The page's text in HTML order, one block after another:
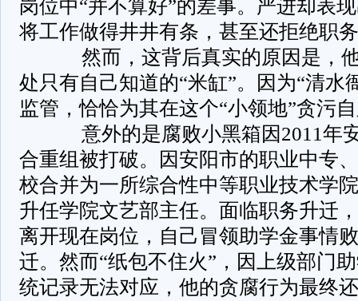
岗位中“并不算好”的差事。严进却表
将工作做得井井有条，甚至还拒绝职
然而，这背后真实的原因是，他
处只有自己知道的“米缸”。因为“清水
监管，恰恰为其在这个“小领地”贪污
意外的是腐败小黑箱因2011年
合重组被打破。因安阳市的职业中专
校合并为一所综合性中等职业技术学
升任学院文艺部主任。面临职务升迁
离开现在岗位，自己冒领助学金事情
迁。然而“纸包不住火”，因上级部门
统记录无法对应，他的贪腐行为最终